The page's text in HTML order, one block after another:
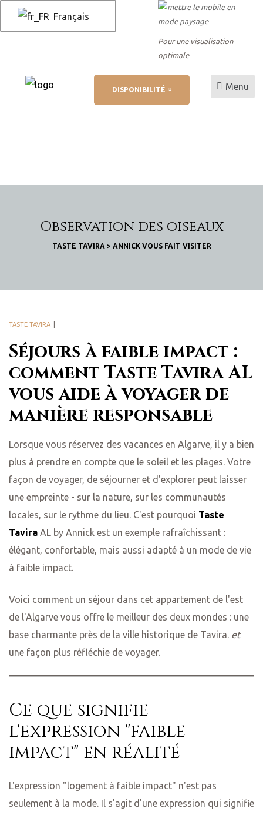
Français
Pour une visualisation
optimale
DISPONIBILITÉ Menu
Observation des oiseaux
TASTE TAVIRA > ANNICK VOUS FAIT VISITER
Séjours à faible impact :
comment Taste Tavira AL
vous aide à voyager de
manière responsable
TASTE TAVIRA
Lorsque vous réservez des vacances en Algarve, il y a bien
plus à prendre en compte que le soleil et les plages. Votre
façon de voyager, de séjourner et d'explorer peut laisser
une empreinte - sur la nature, sur les communautés
locales, sur le rythme du lieu. C'est pourquoi Taste
Tavira AL by Annick est un exemple rafraîchissant :
élégant, confortable, mais aussi adapté à un mode de vie
à faible impact.
Voici comment un séjour dans cet appartement de l'est
de l'Algarve vous offre le meilleur des deux mondes : une
base charmante près de la ville historique de Tavira. et
une façon plus réfléchie de voyager.
Ce que signifie
l'expression "faible
impact" en réalité
L'expression "logement à faible impact" n'est pas
seulement à la mode. Il s'agit d'une expression qui signifie